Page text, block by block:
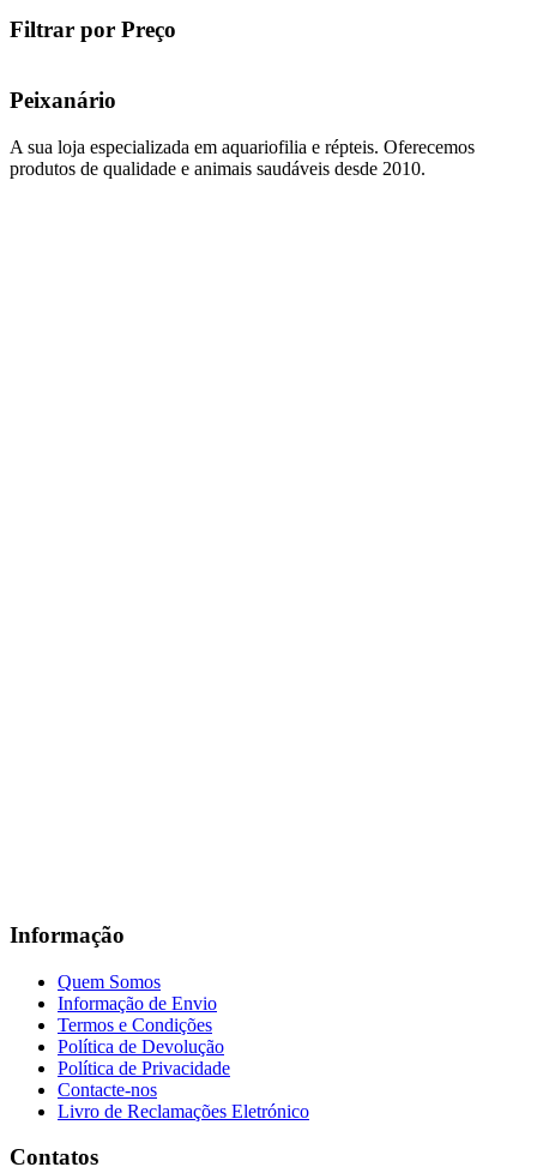
Filtrar por Preço
Peixanário
A sua loja especializada em aquariofilia e répteis. Oferecemos
produtos de qualidade e animais saudáveis desde 2010.
Informação
Quem Somos
Informação de Envio
Termos e Condições
Política de Devolução
Política de Privacidade
Contacte-nos
Livro de Reclamações Eletrónico
Contatos